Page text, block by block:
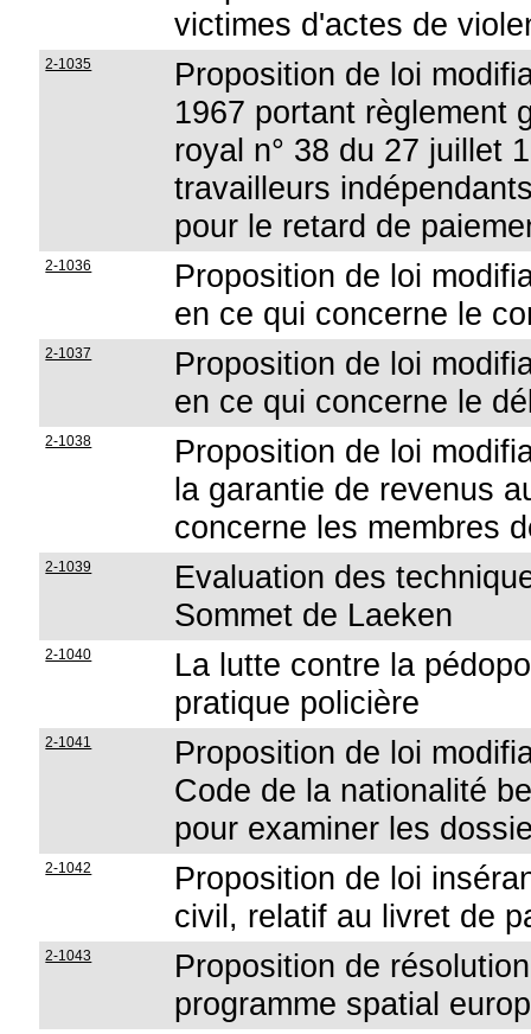
victimes d'actes de
2-1035
Proposition de loi
1967 portant règlement
royal n° 38 du 27 juillet
travailleurs
pour le retard de
2-1036
Proposition de loi
en ce qui concerne le
2-1037
Proposition de loi
en ce qui concerne le
2-1038
Proposition de loi
la garantie de revenus
concerne les membres
2-1039
Evaluation des
Sommet de Laeken
2-1040
La lutte contre la
pratique policière
2-1041
Proposition de loi
Code de la nationalité
pour examiner les
2-1042
Proposition de loi
civil, relatif au livret de
2-1043
Proposition de
programme spatial